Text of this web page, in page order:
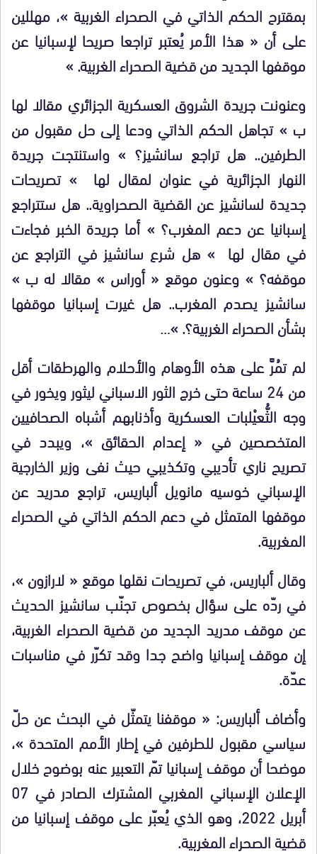
بمقترح الحكم الذاتي في الصحراء الغربية »، مهللين
على أن « هذا الأمر يُعتبر تراجعا صريحا لإسبانيا عن
موقفها الجديد من قضية الصحراء الغربية. »
وعنونت جريدة الشروق العسكرية الجزائري مقالا لها
ب » تجاهل الحكم الذاتي ودعا إلى حل مقبول من
الطرفين.. هل تراجع سانشيز؟ » واستنتجت جريدة
النهار الجزائرية في عنوان لمقال لها » تصريحات
جديدة لسانشيز عن القضية الصحراوية.. هل ستتراجع
إسبانيا عن دعم المغرب؟ » أما جريدة الخبر فجاءت
في مقال لها » هل شرع سانشيز في التراجع عن
موقفه؟ » وعنون موقع « أوراس » مقالا له ب »
سانشيز يصدم المغرب.. هل غيرت إسبانيا موقفها
بشأن الصحراء الغربية؟. »…
لم تمُرَّ على هذه الأوهام والأحلام والهرطقات أقل
من 24 ساعة حتى خرج الثور الاسباني ليثور ويخور في
وجه الثُّعيْلبات العسكرية وأذنابهم أشباه الصحافيين
المتخصصين في « إعدام الحقائق »، ويبدد في
تصريح ناري تأديبي وتكذيبي حيث نفى وزير الخارجية
الإسباني خوسيه مانويل ألباريس، تراجع مدريد عن
موقفها المتمثل في دعم الحكم الذاتي في الصحراء
المغربية.
وقال ألباريس، في تصريحات نقلها موقع « لارازون »،
في ردّه على سؤال بخصوص تجنّب سانشيز الحديث
عن موقف مدريد الجديد من قضية الصحراء الغربية،
إن موقف إسبانيا واضح جدا وقد تكرّر في مناسبات
عدّة.
وأضاف ألباريس: « موقفنا يتمثّل في البحث عن حلّ
سياسي مقبول للطرفين في إطار الأمم المتحدة »،
موضحا أن موقف إسبانيا تمّ التعبير عنه بوضوح خلال
الإعلان الإسباني المغربي المشترك الصادر في 07
أبريل 2022، وهو الذي يُعبّر على موقف إسبانيا من
قضية الصحراء المغربية.